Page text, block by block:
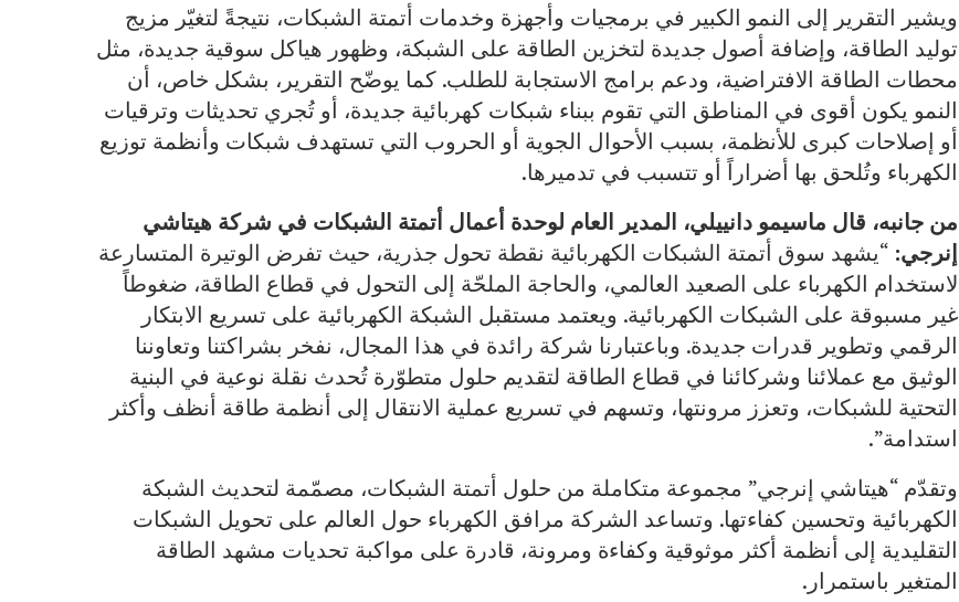
ويشير التقرير إلى النمو الكبير في برمجيات وأجهزة وخدمات أتمتة الشبكات، نتيجةً لتغيّر مزيج
توليد الطاقة، وإضافة أصول جديدة لتخزين الطاقة على الشبكة، وظهور هياكل سوقية جديدة، مثل
محطات الطاقة الافتراضية، ودعم برامج الاستجابة للطلب. كما يوضّح التقرير، بشكل خاص، أن
النمو يكون أقوى في المناطق التي تقوم ببناء شبكات كهربائية جديدة، أو تُجري تحديثات وترقيات
أو إصلاحات كبرى للأنظمة، بسبب الأحوال الجوية أو الحروب التي تستهدف شبكات وأنظمة توزيع
الكهرباء وتُلحق بها أضراراً أو تتسبب في تدميرها.
من جانبه، قال ماسيمو دانييلي، المدير العام لوحدة أعمال أتمتة الشبكات في شركة هيتاشي
إنرجي: “يشهد سوق أتمتة الشبكات الكهربائية نقطة تحول جذرية، حيث تفرض الوتيرة المتسارعة
لاستخدام الكهرباء على الصعيد العالمي، والحاجة الملحّة إلى التحول في قطاع الطاقة، ضغوطاً
غير مسبوقة على الشبكات الكهربائية. ويعتمد مستقبل الشبكة الكهربائية على تسريع الابتكار
الرقمي وتطوير قدرات جديدة. وباعتبارنا شركة رائدة في هذا المجال، نفخر بشراكتنا وتعاوننا
الوثيق مع عملائنا وشركائنا في قطاع الطاقة لتقديم حلول متطوّرة تُحدث نقلة نوعية في البنية
التحتية للشبكات، وتعزز مرونتها، وتسهم في تسريع عملية الانتقال إلى أنظمة طاقة أنظف وأكثر
استدامة”.
وتقدّم “هيتاشي إنرجي” مجموعة متكاملة من حلول أتمتة الشبكات، مصمّمة لتحديث الشبكة
الكهربائية وتحسين كفاءتها. وتساعد الشركة مرافق الكهرباء حول العالم على تحويل الشبكات
التقليدية إلى أنظمة أكثر موثوقية وكفاءة ومرونة، قادرة على مواكبة تحديات مشهد الطاقة
المتغير باستمرار.